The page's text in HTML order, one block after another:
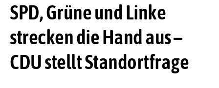
SPD, Grüne und Linke
strecken die Hand aus –
CDU stellt Standortfrage